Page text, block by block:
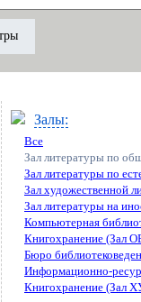
Залы:
Все
Зал литературы по
Зал литературы по
Зал художественной
Зал литературы на
Компьютерная
Книгохранение (Зал
Бюро
Информационно-
Книгохранение (Зал